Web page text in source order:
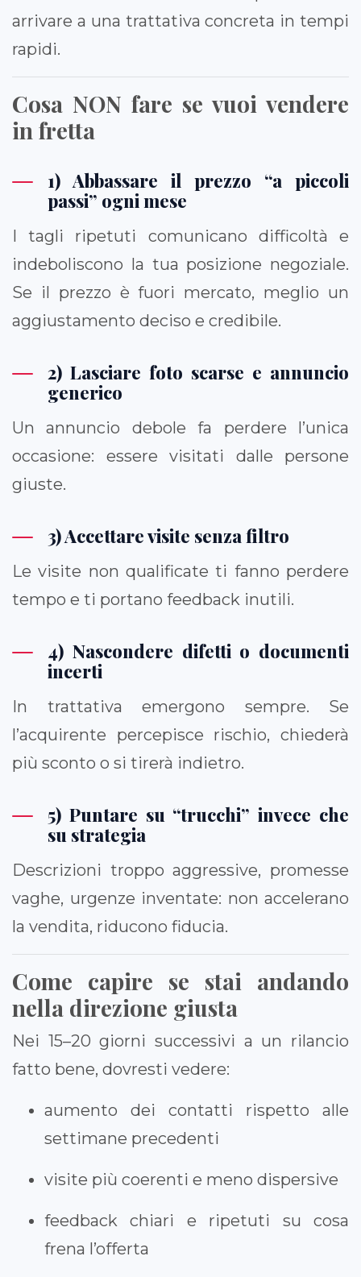
arrivare a una trattativa concreta in tempi
rapidi.
Cosa NON fare se vuoi vendere
in fretta
1) Abbassare il prezzo “a piccoli
passi” ogni mese
I tagli ripetuti comunicano difficoltà e
indeboliscono la tua posizione negoziale.
Se il prezzo è fuori mercato, meglio un
aggiustamento deciso e credibile.
2) Lasciare foto scarse e annuncio
generico
Un annuncio debole fa perdere l’unica
occasione: essere visitati dalle persone
giuste.
3) Accettare visite senza filtro
Le visite non qualificate ti fanno perdere
tempo e ti portano feedback inutili.
4) Nascondere difetti o documenti
incerti
In trattativa emergono sempre. Se
l’acquirente percepisce rischio, chiederà
più sconto o si tirerà indietro.
5) Puntare su “trucchi” invece che
su strategia
Descrizioni troppo aggressive, promesse
vaghe, urgenze inventate: non accelerano
la vendita, riducono fiducia.
Come capire se stai andando
nella direzione giusta
Nei 15–20 giorni successivi a un rilancio
fatto bene, dovresti vedere:
aumento dei contatti rispetto alle
settimane precedenti
visite più coerenti e meno dispersive
feedback chiari e ripetuti su cosa
frena l’offerta